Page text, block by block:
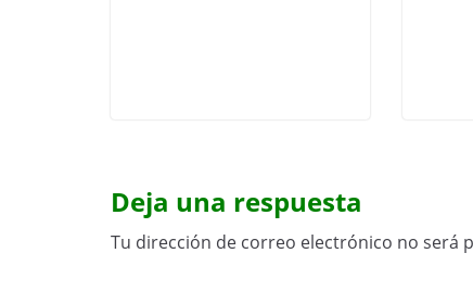
Deja una respuesta
Tu dirección de correo electrónico no será